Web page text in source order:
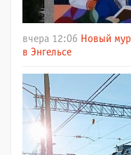
вчера 12:06 Новый
в Энгельсе